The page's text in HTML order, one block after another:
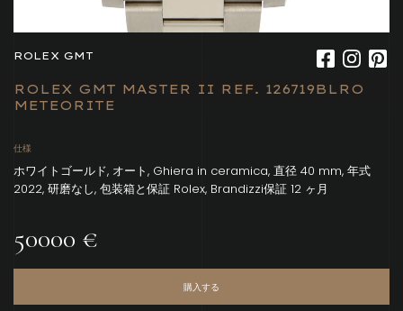
ROLEX GMT
ROLEX GMT MASTER II REF. 126719BLRO
METEORITE
仕様
ホワイトゴールド, オート, Ghiera in ceramica, 直径 40 mm, 年式
2022, 研磨なし, 包装箱と保証 Rolex, Brandizzi保証 12 ヶ月
50000 €
購入する